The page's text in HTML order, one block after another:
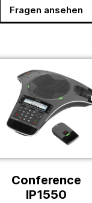
Fragen ansehen
Conference
IP1550